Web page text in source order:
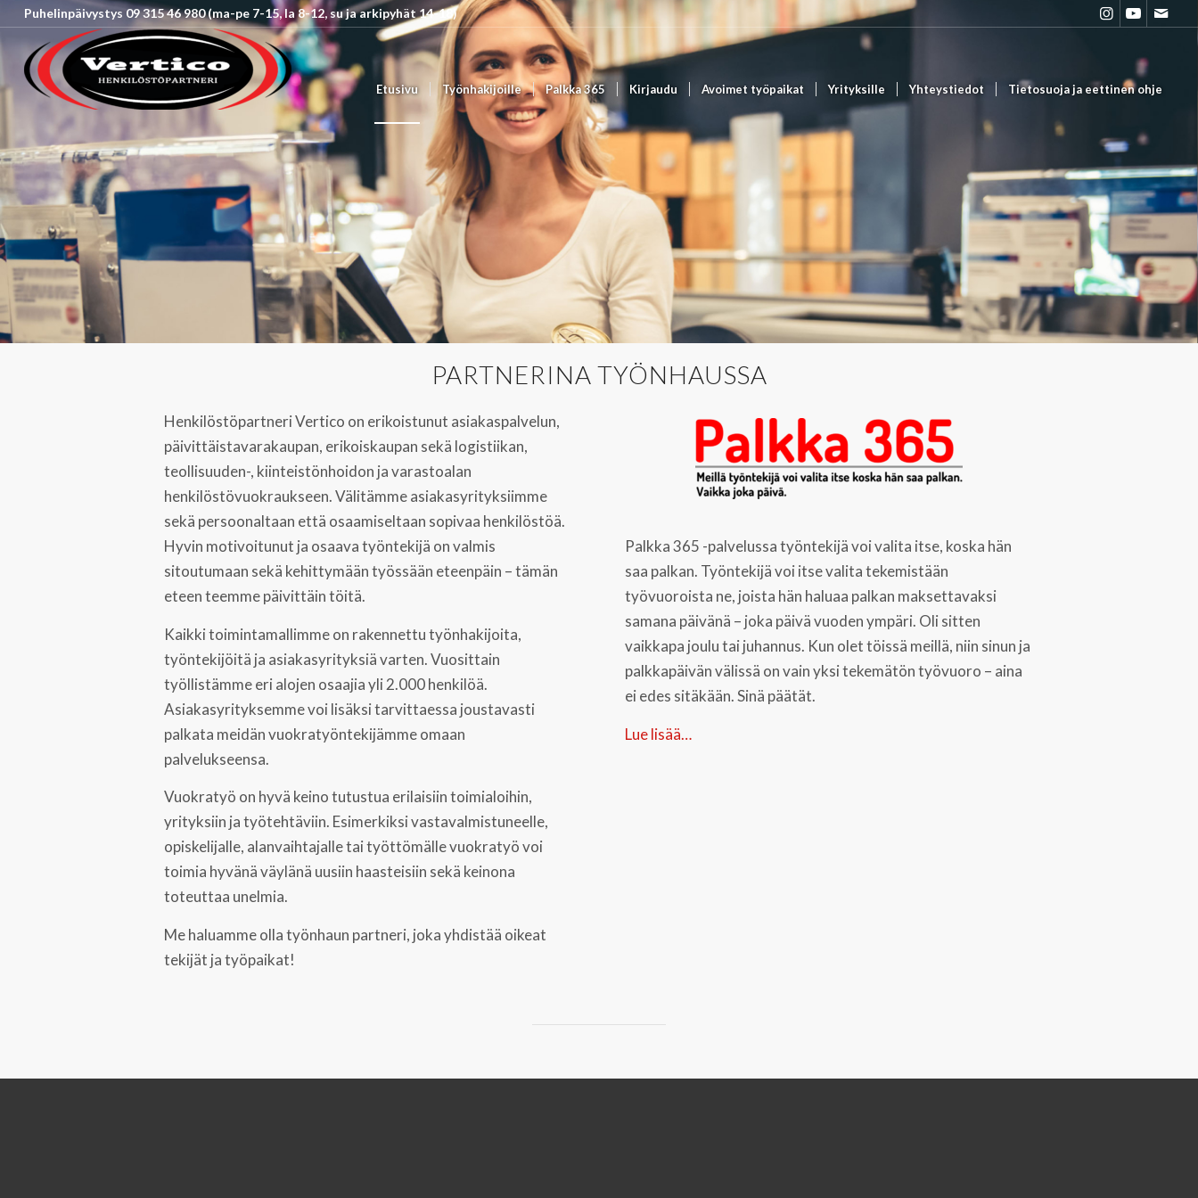
Puhelinpäivystys 09 315 46 980 (ma-pe 7-15, la 8-12, su ja arkipyhät 14-18)
Etusivu Työnhakijoille Palkka 365 Kirjaudu Avoimet työpaikat Yrityksille Yhteystiedot Tietosuoja ja eettinen ohje
PARTNERINA TYÖNHAUSSA
Henkilöstöpartneri Vertico on erikoistunut asiakaspalvelun,
päivittäistavarakaupan, erikoiskaupan sekä logistiikan,
teollisuuden-, kiinteistönhoidon ja varastoalan
henkilöstövuokraukseen. Välitämme asiakasyrityksiimme
sekä persoonaltaan että osaamiseltaan sopivaa henkilöstöä.
Hyvin motivoitunut ja osaava työntekijä on valmis
sitoutumaan sekä kehittymään työssään eteenpäin – tämän
eteen teemme päivittäin töitä.
Kaikki toimintamallimme on rakennettu työnhakijoita,
työntekijöitä ja asiakasyrityksiä varten. Vuosittain
työllistämme eri alojen osaajia yli 2.000 henkilöä.
Asiakasyrityksemme voi lisäksi tarvittaessa joustavasti
palkata meidän vuokratyöntekijämme omaan
palvelukseensa.
Vuokratyö on hyvä keino tutustua erilaisiin toimialoihin,
yrityksiin ja työtehtäviin. Esimerkiksi vastavalmistuneelle,
opiskelijalle, alanvaihtajalle tai työttömälle vuokratyö voi
toimia hyvänä väylänä uusiin haasteisiin sekä keinona
toteuttaa unelmia.
Me haluamme olla työnhaun partneri, joka yhdistää oikeat
tekijät ja työpaikat!
Palkka 365 -palvelussa työntekijä voi valita itse, koska hän
saa palkan. Työntekijä voi itse valita tekemistään
työvuoroista ne, joista hän haluaa palkan maksettavaksi
samana päivänä – joka päivä vuoden ympäri. Oli sitten
vaikkapa joulu tai juhannus. Kun olet töissä meillä, niin sinun ja
palkkapäivän välissä on vain yksi tekemätön työvuoro – aina
ei edes sitäkään. Sinä päätät.
Lue lisää…